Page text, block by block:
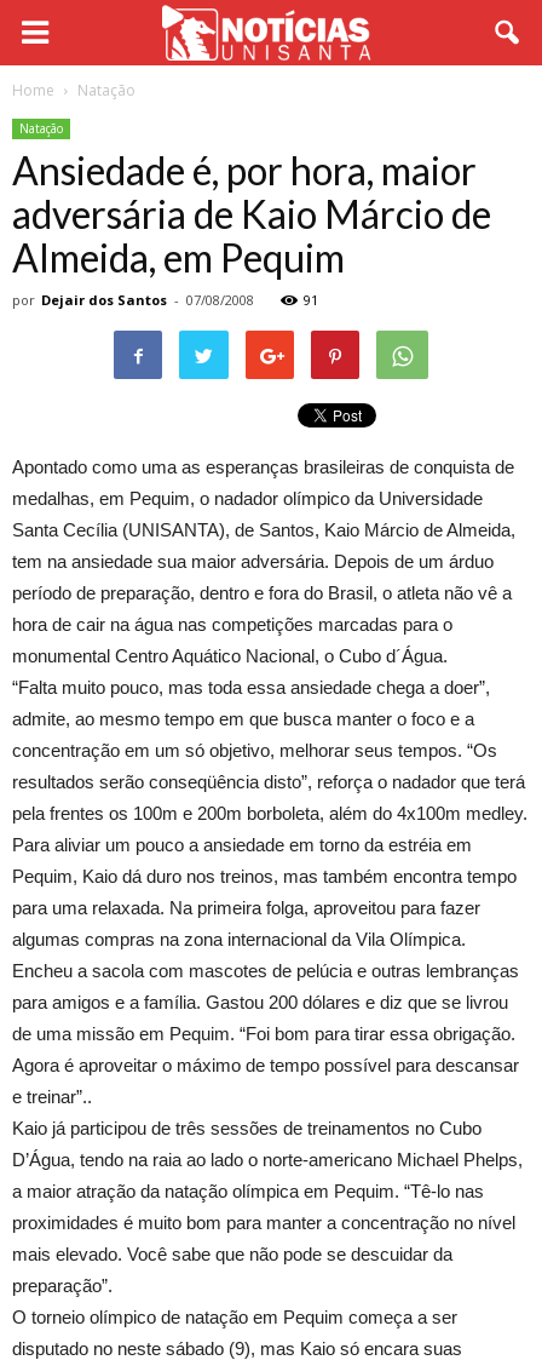
Home Natação
Natação
Ansiedade é, por hora, maior
adversária de Kaio Márcio de
Almeida, em Pequim
por Dejair dos Santos - 07/08/2008 91
Apontado como uma as esperanças brasileiras de conquista de
medalhas, em Pequim, o nadador olímpico da Universidade
Santa Cecília (UNISANTA), de Santos, Kaio Márcio de Almeida,
tem na ansiedade sua maior adversária. Depois de um árduo
período de preparação, dentro e fora do Brasil, o atleta não vê a
hora de cair na água nas competições marcadas para o
monumental Centro Aquático Nacional, o Cubo d´Água.
“Falta muito pouco, mas toda essa ansiedade chega a doer”,
admite, ao mesmo tempo em que busca manter o foco e a
concentração em um só objetivo, melhorar seus tempos. “Os
resultados serão conseqüência disto”, reforça o nadador que terá
pela frentes os 100m e 200m borboleta, além do 4x100m medley.
Para aliviar um pouco a ansiedade em torno da estréia em
Pequim, Kaio dá duro nos treinos, mas também encontra tempo
para uma relaxada. Na primeira folga, aproveitou para fazer
algumas compras na zona internacional da Vila Olímpica.
Encheu a sacola com mascotes de pelúcia e outras lembranças
para amigos e a família. Gastou 200 dólares e diz que se livrou
de uma missão em Pequim. “Foi bom para tirar essa obrigação.
Agora é aproveitar o máximo de tempo possível para descansar
e treinar”..
Kaio já participou de três sessões de treinamentos no Cubo
D’Água, tendo na raia ao lado o norte-americano Michael Phelps,
a maior atração da natação olímpica em Pequim. “Tê-lo nas
proximidades é muito bom para manter a concentração no nível
mais elevado. Você sabe que não pode se descuidar da
preparação”.
O torneio olímpico de natação em Pequim começa a ser
disputado no neste sábado (9), mas Kaio só encara suas